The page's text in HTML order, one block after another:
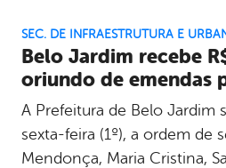
SEC. DE INFRAESTRUTURA E
Belo Jardim recebe
oriundo de emendas
A Prefeitura de Belo Jardim
sexta-feira (1º), a ordem de
Mendonça, Maria Cristina,